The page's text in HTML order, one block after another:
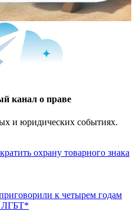
канал о праве
и юридических событиях.
охрану товарного знака
к четырем годам
ЛГБТ*